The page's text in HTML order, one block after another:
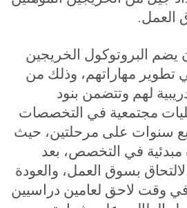
العمل.
يضم البروتوكول الخريجين
تطوير مهاراتهم، وذلك من
لهم وتتضمن بنود
مجتمعية في التخصصات
سنوات على مرحلتين، حيث
مبدئية في التخصص، بعد
بسوق العمل، والعودة
وقت لاحق لعامين دراسيين